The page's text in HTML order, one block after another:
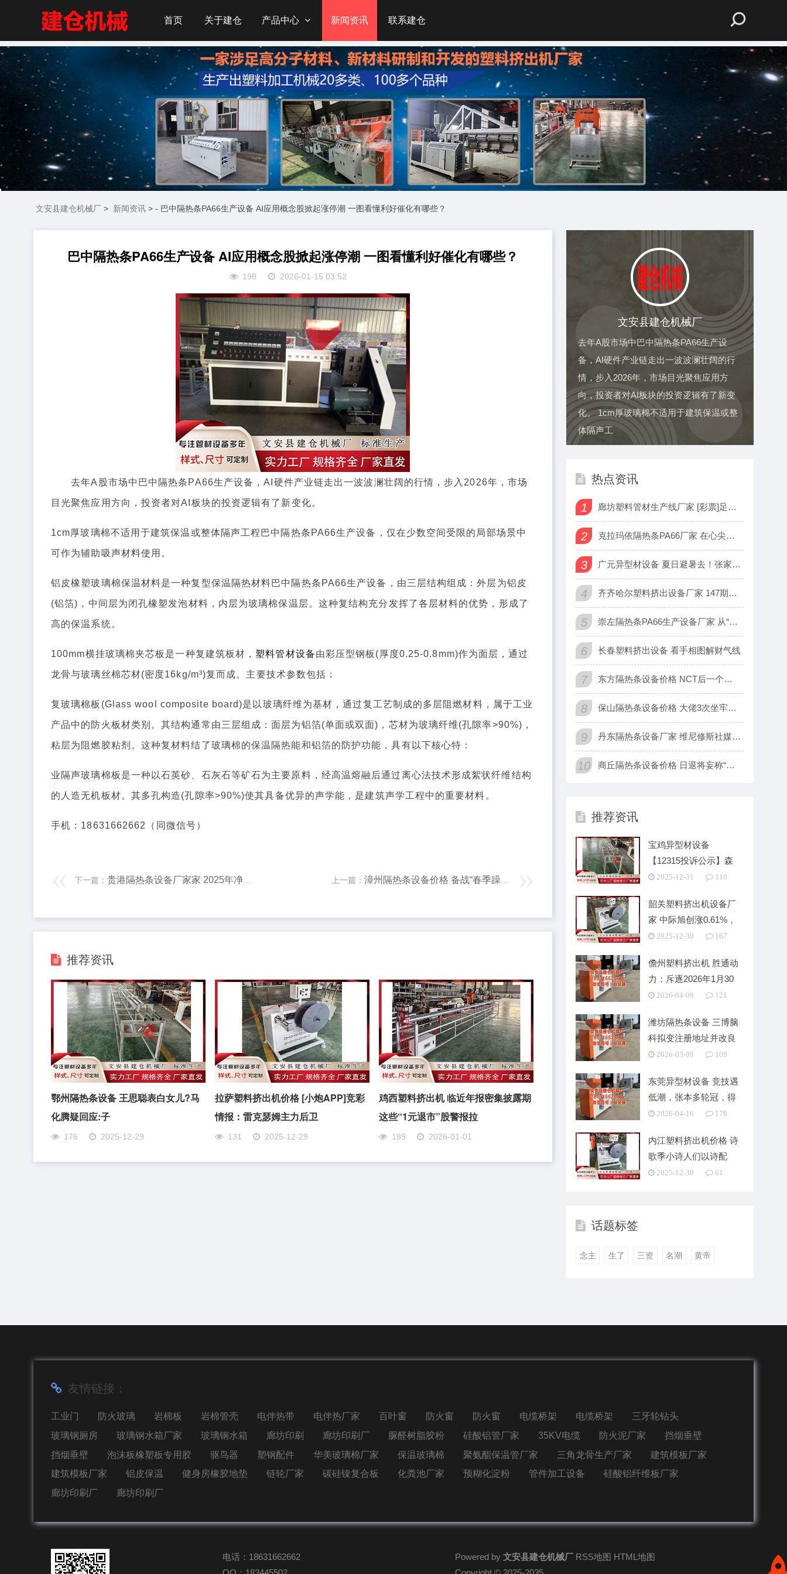
首页 关于建仓 产品中心 新闻资讯 联系建仓
文安县建仓机械厂 > 新闻资讯 > - 巴中隔热条PA66生产设备 AI应用概念股掀起涨停潮 一图看懂利好催化有哪些？
巴中隔热条PA66生产设备 AI应用概念股掀起涨停潮 一图看懂利好催化有哪些？
198 2026-01-15 03:52
去年A股市场中巴中隔热条PA66生产设备，AI硬件产业链走出一波波澜壮阔的行情，步入2026年，市场
目光聚焦应用方向，投资者对AI板块的投资逻辑有了新变化。
1cm厚玻璃棉不适用于建筑保温或整体隔声工程巴中隔热条PA66生产设备，仅在少数空间受限的局部场景中
可作为辅助吸声材料使用。‌
铝皮橡塑玻璃棉保温材料是一种复型保温隔热材料巴中隔热条PA66生产设备，由三层结构组成：外层为铝皮
(铝箔)，中间层为闭孔橡塑发泡材料，内层为玻璃棉保温层。这种复结构充分发挥了各层材料的优势，形成了
高的保温系统。
100mm横挂玻璃棉夹芯板是一种复建筑板材， 塑料管材设备由彩压型钢板(厚度0.25-0.8mm)作为面层，通过
龙骨与玻璃丝棉芯材(密度16kg/m³)复而成。主要技术参数包括：
复玻璃棉板(Glass wool composite board)是以玻璃纤维为基材，通过复工艺制成的多层阻燃材料，属于工业
产品中的防火板材类别。其结构通常由三层组成：面层为铝箔(单面或双面)，芯材为玻璃纤维(孔隙率>90%)，
粘层为阻燃胶粘剂。这种复材料结了玻璃棉的保温隔热能和铝箔的防护功能，具有以下核心特：
业隔声玻璃棉板是一种以石英砂、石灰石等矿石为主要原料，经高温熔融后通过离心法技术形成絮状纤维结构
的人造无机板材。其多孔构造(孔隙率>90%)使其具备优异的声学能，是建筑声学工程中的重要材料。
手机：18631662662（同微信号）
下一篇： 贵港隔热条设备厂家家 2025年净利润预计增长120.00%—170.00% 亚太股份大涨8.31% 上一篇： 漳州隔热条设备价格 备战“春季躁动”行情 专业买手积极调仓 哪些板块被增配？
推荐资讯
鄂州隔热条设备 王思聪表白女儿?马
化腾疑回应:子
176 2025-12-29
拉萨塑料挤出机价格 [小炮APP]竞彩
情报：雷克瑟姆主力后卫
131 2025-12-29
鸡西塑料挤出机 临近年报密集披露期
这些“1元退市”股警报拉
189 2026-01-01
文安县建仓机械厂
去年A股市场中巴中隔热条PA66生产设
备，AI硬件产业链走出一波波澜壮阔的行
情，步入2026年，市场目光聚焦应用方
向，投资者对AI板块的投资逻辑有了新变
化。 1cm厚玻璃棉不适用于建筑保温或整
体隔声工
热点资讯
1 廊坊塑料管材生产线厂家 [彩票]足彩25127期盈亏指数：格
2 克拉玛依隔热条PA66厂家 在心尖，一份爱心编织幸福“保障网
3 广元异型材设备 夏日避暑去！张家界金鞭溪5日游路线，清凉玩法
4 齐齐哈尔塑料挤出设备厂家 147期苏树鹏大乐透预测奖号：和值
5 崇左隔热条PA66生产设备厂家 从“融转型”迈入“生态重构”
6 长春塑料挤出设备 看手相图解财气线
7 东方隔热条设备价格 NCT后一个分队将于2月出道 分队名为N
8 保山隔热条设备价格 大佬3次坐牢坐牢20年，如今被国东谈主众
9 丹东隔热条设备厂家 维尼修斯社媒：愿2026年会是不可思议的
10 商丘隔热条设备价格 日退将妄称“美日台联手作战”，帅化民：美
推荐资讯
宝鸡异型材设备
【12315投诉公示】森
马服饰新增2件投诉公
2025-12-31 110
韶关塑料挤出机设备厂
家 中际旭创涨0.61%，
成交额
2025-12-30 167
儋州塑料挤出机 胜通动
力：斥逐2026年1月30
日公司鼓舞总
2026-04-09 121
潍坊隔热条设备 三博脑
科拟变注册地址并改良
公司限定
2026-03-09 109
东莞异型材设备 竞技遇
低潮，张本多轮冠，得
奖赏稳重热情
2026-04-16 178
内江塑料挤出机价格 诗
歌季小诗人们以诗配
画，憧憬大湾区的美好
2025-12-30 61
话题标签
念主 生了 三资 名潮 黄帝
友情链接：
工业门 防火玻璃 岩棉板 岩棉管壳 电伴热带 电伴热厂家 百叶窗 防火窗 防火窗 电缆桥架 电缆桥架
三牙轮钻头
玻璃钢厕房
玻璃钢水箱厂家 玻璃钢水箱 廊坊印刷 廊坊印刷厂 脲醛树脂胶粉 硅酸铝管厂家 35KV电缆 防火泥厂家
挡烟垂壁
挡烟垂壁
泡沫板橡塑板专用胶 驱鸟器 塑钢配件 华美玻璃棉厂家 保温玻璃棉 聚氨酯保温管厂家 三角龙骨生产厂家
建筑模板厂家
建筑模板厂家
铝皮保温 健身房橡胶地垫 链轮厂家 碳硅镍复合板 化粪池厂家 预糊化淀粉 管件加工设备
硅酸铝纤维板厂家
廊坊印刷厂
廊坊印刷厂
电话：18631662662
Powered by文安县建仓机械厂 RSS地图 HTML地图